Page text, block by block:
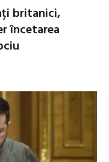
britanici,
încetarea